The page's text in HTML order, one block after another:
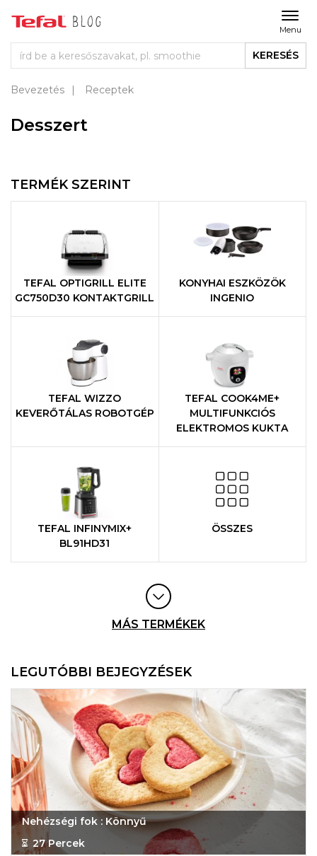
Menu
KERESÉS
Bevezetés Receptek
Desszert
TERMÉK SZERINT
TEFAL OPTIGRILL ELITE
GC750D30 KONTAKTGRILL
KONYHAI ESZKÖZÖK
INGENIO
TEFAL WIZZO
KEVERŐTÁLAS ROBOTGÉP
TEFAL COOK4ME+
MULTIFUNKCIÓS
ELEKTROMOS KUKTA
TEFAL INFINYMIX+
BL91HD31
ÖSSZES
MÁS TERMÉKEK
LEGUTÓBBI BEJEGYZÉSEK
Nehézségi fok : Könnyű
27 Percek